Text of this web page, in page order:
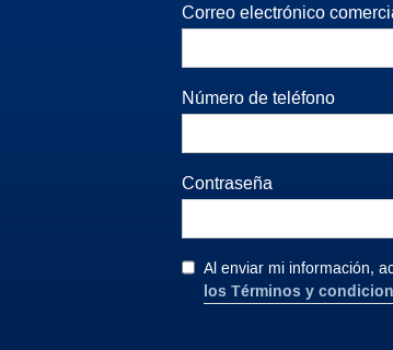
Correo electrónico
Número de teléfono
Contraseña
Al enviar mi información,
los Términos y